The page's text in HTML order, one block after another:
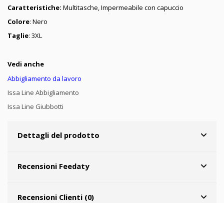
Caratteristiche: Multitasche, Impermeabile con capuccio
Colore: Nero
Taglie: 3XL
Vedi anche
Abbigliamento da lavoro
Issa Line Abbigliamento
Issa Line Giubbotti
Dettagli del prodotto
Recensioni Feedaty
Recensioni Clienti (0)